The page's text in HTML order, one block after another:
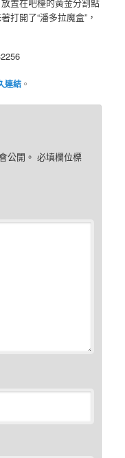
打開了“潘多拉魔盒”，
連結 。
公開。 必填欄位標